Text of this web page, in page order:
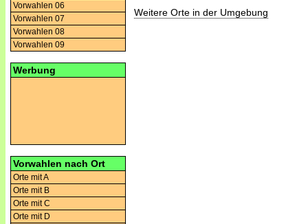
Vorwahlen 06
Vorwahlen 07
Vorwahlen 08
Vorwahlen 09
Werbung
Vorwahlen nach Ort
Orte mit A
Orte mit B
Orte mit C
Orte mit D
Weitere Orte in der Umgebung